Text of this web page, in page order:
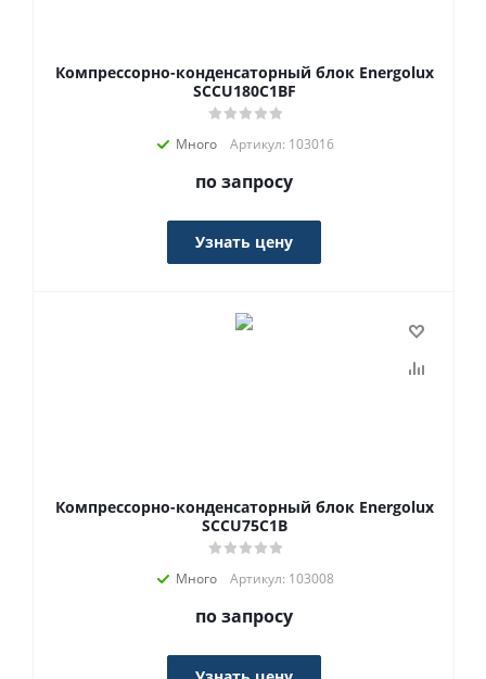
Компрессорно-конденсаторный блок Energolux
SCCU180C1BF
Много Артикул: 103016
по запросу
Узнать цену
Компрессорно-конденсаторный блок Energolux
SCCU75C1B
Много Артикул: 103008
по запросу